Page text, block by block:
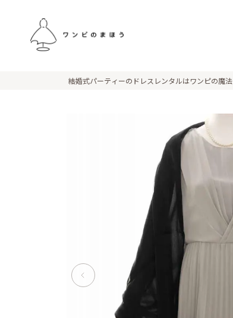
結婚式パーティーのドレスレンタルはワンピの魔法